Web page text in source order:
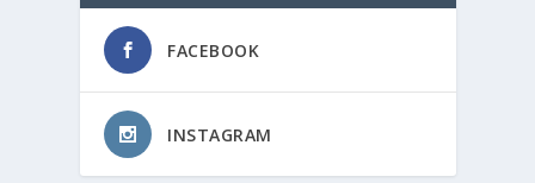
FACEBOOK
INSTAGRAM